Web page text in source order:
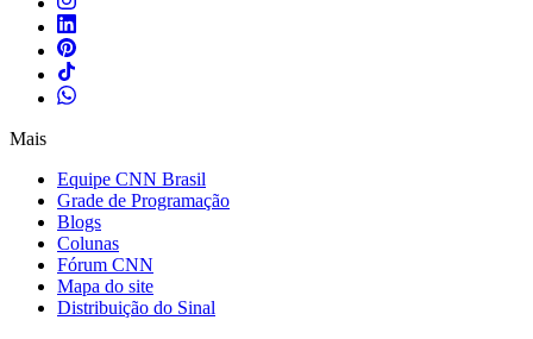
Mais
Equipe CNN Brasil
Grade de Programação
Blogs
Colunas
Fórum CNN
Mapa do site
Distribuição do Sinal